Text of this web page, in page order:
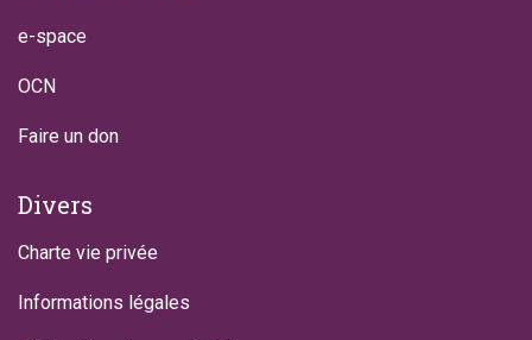
e-space
OCN
Faire un don
Divers
Charte vie privée
Informations légales